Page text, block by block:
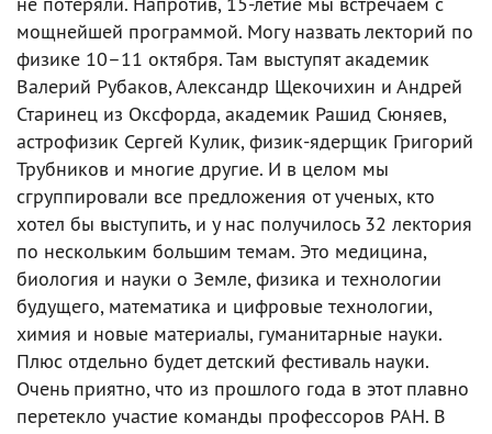
мощнейшей программой. Могу назвать лекторий по
физике 10–11 октября. Там выступят академик
Валерий Рубаков, Александр Щекочихин и Андрей
Старинец из Оксфорда, академик Рашид Сюняев,
астрофизик Сергей Кулик, физик-ядерщик Григорий
Трубников и многие другие. И в целом мы
сгруппировали все предложения от ученых, кто
хотел бы выступить, и у нас получилось 32 лектория
по нескольким большим темам. Это медицина,
биология и науки о Земле, физика и технологии
будущего, математика и цифровые технологии,
химия и новые материалы, гуманитарные науки.
Плюс отдельно будет детский фестиваль науки.
Очень приятно, что из прошлого года в этот плавно
перетекло участие команды профессоров РАН. В